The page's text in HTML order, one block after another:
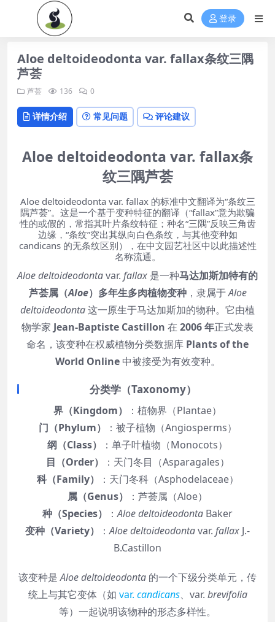
登录
Aloe deltoideodonta var. fallax条纹三隅
芦荟
芦荟 136 0
详情介绍 常见问题 评论建议
Aloe deltoideodonta var. fallax条
纹三隅芦荟
Aloe deltoideodonta var. fallax 的标准中文翻译为“条纹三
隅芦荟”。这是一个基于变种特征的翻译（“fallax”意为欺骗
性的或假的，常指其叶片条纹特征；种名“三隅”反映三角齿
边缘，“条纹”突出其纵向白色条纹，与其他变种如
candicans 的无条纹区别），在中文园艺社区中以此描述性
名称流通。
Aloe deltoideodontavar. fallax 是一种马达加斯加特有的
芦荟属（Aloe）多年生多肉植物变种，隶属于Aloe
deltoideodonta这一原生于马达加斯加的物种。它由植
物学家 Jean-Baptiste Castillon 在 2006 年正式发表
命名，该变种在权威植物分类数据库 Plants of the
World Online中被接受为有效变种。
分类学（Taxonomy）
界（Kingdom）
：植物界（Plantae）
门（Phylum）
：被子植物（Angiosperms）
纲（Class）
：单子叶植物（Monocots）
目（Order）
：天门冬目（Asparagales）
科（Family）
：天门冬科（Asphodelaceae）
属（Genus）
：芦荟属（Aloe）
种（Species）
：Aloe deltoideodonta Baker
变种（Variety）
：Aloe deltoideodontavar. fallax J.-
B.Castillon
该变种是Aloe deltoideodonta 的一个下级分类单元，传
统上与其它变体（如 var. candicans、var. brevifolia
等）一起说明该物种的形态多样性。